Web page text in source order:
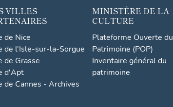
VILLES
de Nice
de l'Isle-sur-la-Sorgue
de Grasse
d'Apt
de Cannes - Archives
MINISTÈRE DE LA
CULTURE
Plateforme Ouverte du
Patrimoine (POP)
Inventaire général du
patrimoine